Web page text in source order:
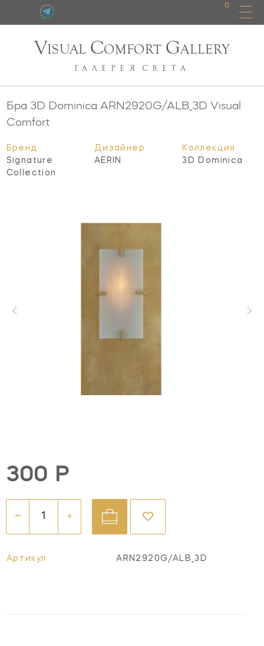
0
VISUAL COMFORT GALLERY
ГАЛЕРЕЯ СВЕТА
Бра 3D Dominica ARN2920G/ALB_3D Visual
Comfort
Бренд
Signature
Collection
Дизайнер
AERIN
Коллекция
3D Dominica
300 Р
Артикул ARN2920G/ALB_3D